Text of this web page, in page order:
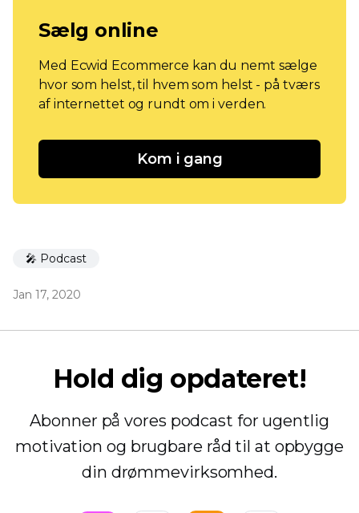
Sælg online
Med Ecwid Ecommerce kan du nemt sælge
hvor som helst, til hvem som helst - på tværs
af internettet og rundt om i verden.
Kom i gang
🎤 Podcast
Jan 17, 2020
Hold dig opdateret!
Abonner på vores podcast for ugentlig
motivation og brugbare råd til at opbygge
din drømmevirksomhed.